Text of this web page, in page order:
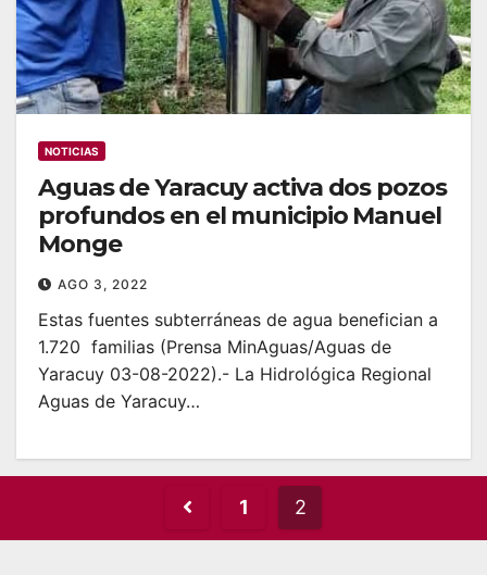
NOTICIAS
Aguas de Yaracuy activa dos pozos
profundos en el municipio Manuel
Monge
AGO 3, 2022
Estas fuentes subterráneas de agua benefician a
1.720 familias (Prensa MinAguas/Aguas de
Yaracuy 03-08-2022).- La Hidrológica Regional
Aguas de Yaracuy…
pagination
1 2